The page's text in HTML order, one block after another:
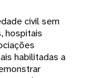
civil sem
hospitais
habilitadas a